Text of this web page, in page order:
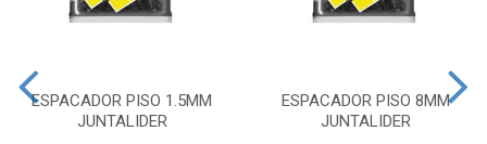
ESPACADOR PISO 1.5MM
JUNTALIDER
ESPACADOR PISO 8MM
JUNTALIDER